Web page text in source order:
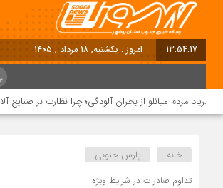
13:54:18 امروز : یکشنبه, ۱۸ مرداد , ۱۴۰۵
فریاد مردم میانلو از بحران آلودگی؛ چرا نظارت بر صنایع
خانه پارس جنوبی
تداوم صادرات در شرایط ویژه